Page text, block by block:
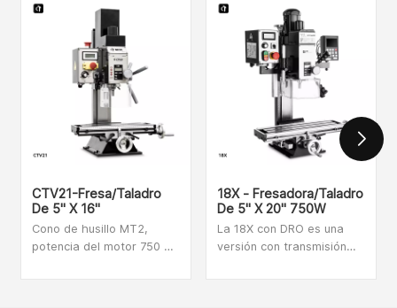
CTV21-Fresa/Taladro
De 5" X 16"
Cono de husillo MT2,
potencia del motor 750 W,
variable, la CTV21 es una
18X - Fresadora/Taladro
De 5" X 20" 750W
La 18X con DRO es una
versión con transmisión
popular fresadora